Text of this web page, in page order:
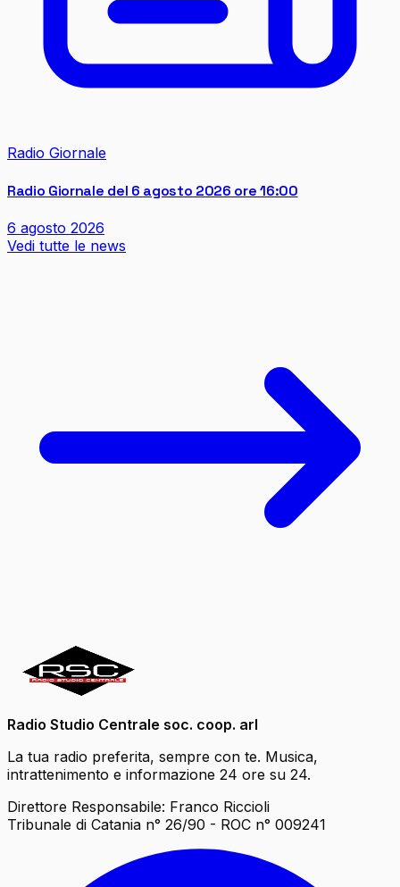
Radio Giornale
Radio Giornale del 6 agosto 2026 ore 16:00
6 agosto 2026
Vedi tutte le news
Radio Studio Centrale soc. coop. arl
La tua radio preferita, sempre con te. Musica,
intrattenimento e informazione 24 ore su 24.
Direttore Responsabile: Franco Riccioli
Tribunale di Catania n° 26/90 - ROC n° 009241